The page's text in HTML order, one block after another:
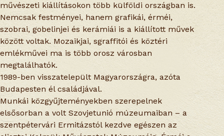
művészeti kiállításokon több külföldi országban is.
Nemcsak festményei, hanem grafikái, érméi,
szobrai, gobelinjei és kerámiái is a kiállított művek
között voltak. Mozaikjai, sgraffitói és köztéri
emlékművei ma is több orosz városban
megtalálhatók.
1989-ben visszatelepült Magyarországra, azóta
Budapesten él családjával.
Munkái közgyűjteményekben szerepelnek
elsősorban a volt Szovjetunió múzeumaiban – a
szentpétervári Ermitázstól kezdve egészen az